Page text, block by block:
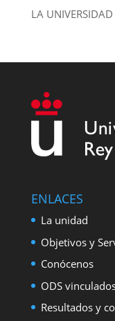
LA
ENLACES
La unidad
Objetivos y
Conócenos
ODS
Resultados y